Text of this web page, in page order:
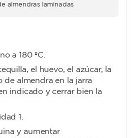
almendras laminadas
a 180 ºC.
el huevo, el azúcar, la
de almendra en la jarra
indicado y cerrar bien la
1.
y aumentar